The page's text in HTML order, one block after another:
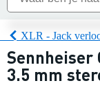
XLR - Jack
Sennheiser
3.5 mm